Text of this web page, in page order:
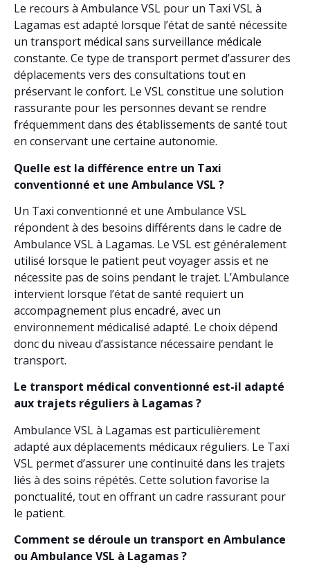
Le recours à Ambulance VSL pour un Taxi VSL à
Lagamas est adapté lorsque l’état de santé nécessite
un transport médical sans surveillance médicale
constante. Ce type de transport permet d’assurer des
déplacements vers des consultations tout en
préservant le confort. Le VSL constitue une solution
rassurante pour les personnes devant se rendre
fréquemment dans des établissements de santé tout
en conservant une certaine autonomie.
Quelle est la différence entre un Taxi
conventionné et une Ambulance VSL ?
Un Taxi conventionné et une Ambulance VSL
répondent à des besoins différents dans le cadre de
Ambulance VSL à Lagamas. Le VSL est généralement
utilisé lorsque le patient peut voyager assis et ne
nécessite pas de soins pendant le trajet. L’Ambulance
intervient lorsque l’état de santé requiert un
accompagnement plus encadré, avec un
environnement médicalisé adapté. Le choix dépend
donc du niveau d’assistance nécessaire pendant le
transport.
Le transport médical conventionné est-il adapté
aux trajets réguliers à Lagamas ?
Ambulance VSL à Lagamas est particulièrement
adapté aux déplacements médicaux réguliers. Le Taxi
VSL permet d’assurer une continuité dans les trajets
liés à des soins répétés. Cette solution favorise la
ponctualité, tout en offrant un cadre rassurant pour
le patient.
Comment se déroule un transport en Ambulance
ou Ambulance VSL à Lagamas ?